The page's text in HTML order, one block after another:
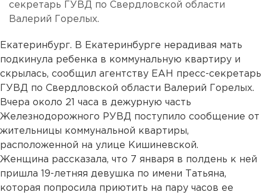
секретарь ГУВД по Свердловской области
Валерий Горелых.
Екатеринбург. В Екатеринбурге нерадивая мать
подкинула ребенка в коммунальную квартиру и
скрылась, сообщил агентству ЕАН пресс-секретарь
ГУВД по Свердловской области Валерий Горелых.
Вчера около 21 часа в дежурную часть
Железнодорожного РУВД поступило сообщение от
жительницы коммунальной квартиры,
расположенной на улице Кишиневской.
Женщина рассказала, что 7 января в полдень к ней
пришла 19-летняя девушка по имени Татьяна,
которая попросила приютить на пару часов ее